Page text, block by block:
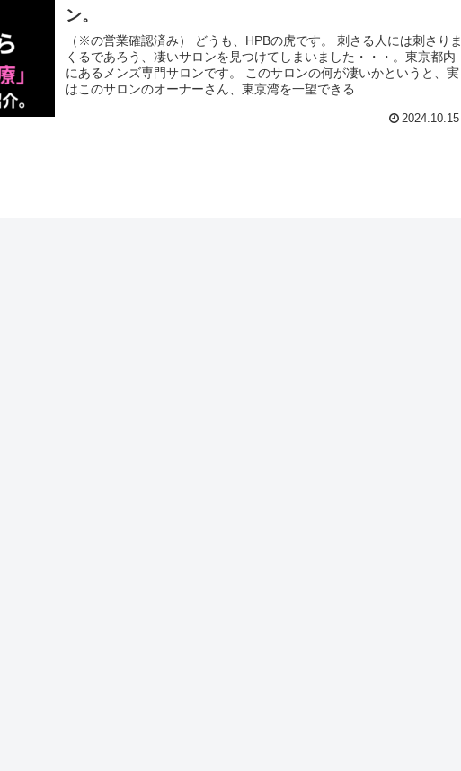
ン。
（※の営業確認済み） どうも、HPBの虎です。 刺さる人には刺さりま
くるであろう、凄いサロンを見つけてしまいました・・・。東京都内
にあるメンズ専門サロンです。 このサロンの何が凄いかというと、実
はこのサロンのオーナーさん、東京湾を一望できる...
2024.10.15